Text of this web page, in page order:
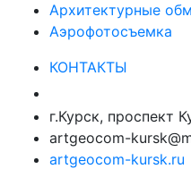
Архитектурные
Аэрофотосъемка
КОНТАКТЫ
г.Курск, проспект
artgeocom-
artgeocom-kursk.ru